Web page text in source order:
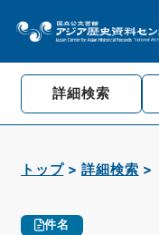
詳細検索
トップ 詳細検索
件名